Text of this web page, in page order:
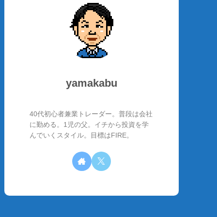
yamakabu
40代初心者兼業トレーダー。普段は会社
に勤める。1児の父。イチから投資を学
んでいくスタイル。目標はFIRE。